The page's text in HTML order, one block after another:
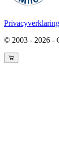
Privacyverklaring
© 2003 - 2026 -